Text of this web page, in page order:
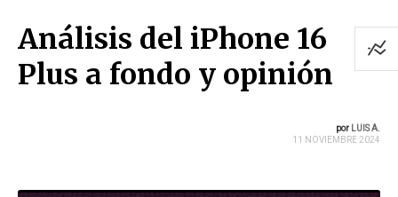
Análisis del iPhone 16
Plus a fondo y opinión
por LUIS A.
11 NOVIEMBRE 2024